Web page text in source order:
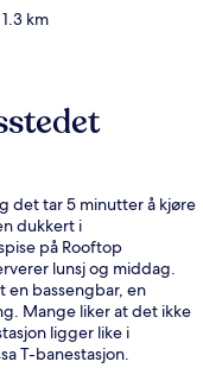
km
det tar 5 minutter å kjøre
dukkert i
på Rooftop
lunsj og middag.
en bassengbar, en
Mange liker at det ikke
ligger like i
T-banestasjon.